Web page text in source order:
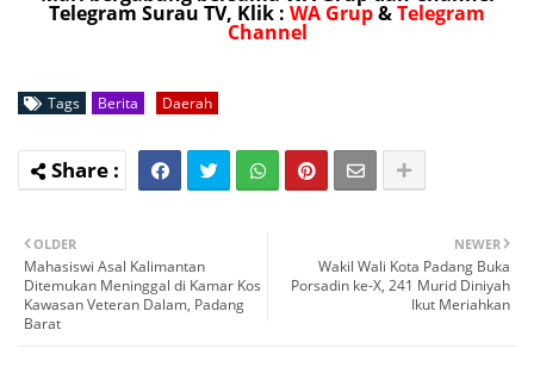
Telegram Surau TV, Klik : WA Grup&Telegram
Channel
Tags Berita Daerah
NEWER
Wakil Wali Kota Padang Buka
Porsadin ke-X, 241 Murid Diniyah
Ikut Meriahkan
OLDER
Mahasiswi Asal Kalimantan
Ditemukan Meninggal di Kamar Kos
Kawasan Veteran Dalam, Padang
Barat